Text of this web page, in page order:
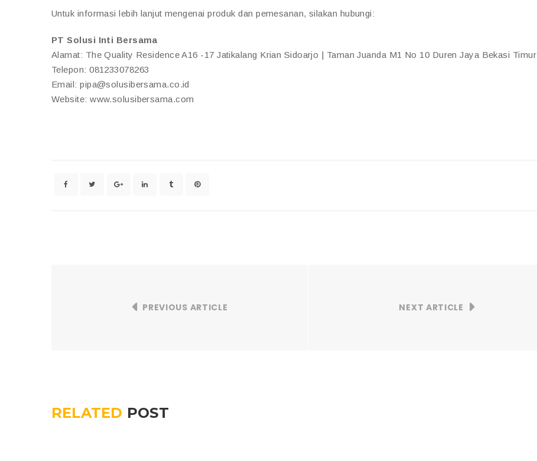
Untuk informasi lebih lanjut mengenai produk dan pemesanan, silakan hubungi:
PT Solusi Inti Bersama
Alamat: The Quality Residence A16 -17 Jatikalang Krian Sidoarjo | Taman Juanda M1 No 10 Duren Jaya Bekasi Timur
Telepon: 081233078263
Email: pipa@solusibersama.co.id
Website: www.solusibersama.com
PREVIOUS ARTICLE NEXT ARTICLE
RELATED POST